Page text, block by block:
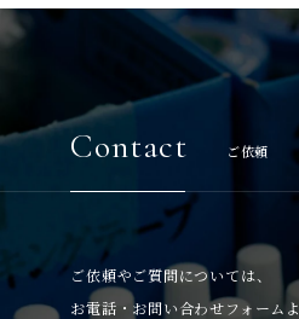
Contact ご依頼
ご依頼やご質問については、
お電話・お問い合わせフォーム